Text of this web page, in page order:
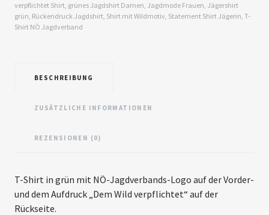
verpflichtet Shirt, grünes Jagdshirt Damen, Jagdmode Frauen, Jägershirt
grün, Rückendruck Jagdshirt, Shirt mit Wildmotiv, Statement Shirt Jägerin, T-
Shirt NÖ Jagdverband
BESCHREIBUNG
ZUSÄTZLICHE INFORMATIONEN
REZENSIONEN (0)
T-Shirt in grün mit NÖ-Jagdverbands-Logo auf der Vorder-
und dem Aufdruck „Dem Wild verpflichtet“ auf der
Rückseite.